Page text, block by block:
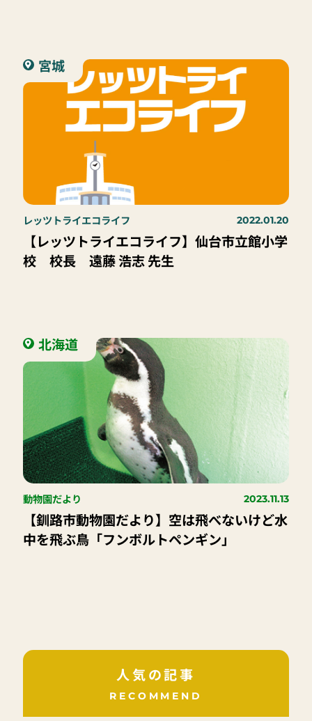
宮城
レッツトライエコライフ 2022.01.20
【レッツトライエコライフ】仙台市立館小学
校 校長 遠藤 浩志 先生
北海道
動物園だより 2023.11.13
【釧路市動物園だより】空は飛べないけど水
中を飛ぶ鳥「フンボルトペンギン」
人気の記事
RECOMMEND